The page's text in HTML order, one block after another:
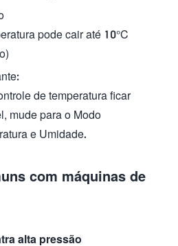
pode cair até 10°C
de temperatura ficar
mude para o Modo
e Umidade.
com máquinas de
alta pressão